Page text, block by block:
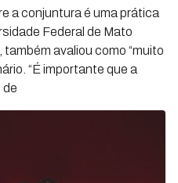
a conjuntura é uma prática
Federal de Mato
avaliou como “muito
“É importante que a
de